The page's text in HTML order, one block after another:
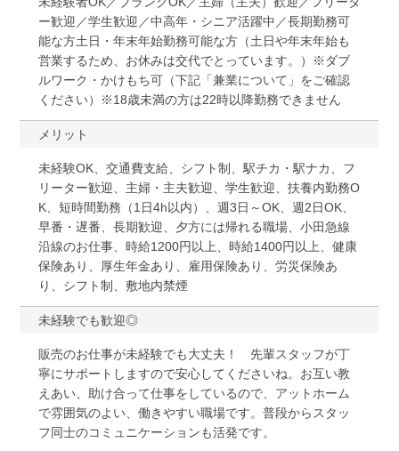
ー歓迎／学生歓迎／中高年・シニア活躍中／長期勤務可
能な方土日・年末年始勤務可能な方（土日や年末年始も
営業するため、お休みは交代でとっています。）※ダブ
ルワーク・かけもち可（下記「兼業について」をご確認
ください）※18歳未満の方は22時以降勤務できません
メリット
未経験OK、交通費支給、シフト制、駅チカ・駅ナカ、フ
リーター歓迎、主婦・主夫歓迎、学生歓迎、扶養内勤務O
K、短時間勤務（1日4h以内）、週3日～OK、週2日OK、
早番・遅番、長期歓迎、夕方には帰れる職場、小田急線
沿線のお仕事、時給1200円以上、時給1400円以上、健康
保険あり、厚生年金あり、雇用保険あり、労災保険あ
り、シフト制、敷地内禁煙
未経験でも歓迎◎
販売のお仕事が未経験でも大丈夫！ 先輩スタッフが丁
寧にサポートしますので安心してくださいね。お互い教
えあい、助け合って仕事をしているので、アットホーム
で雰囲気のよい、働きやすい職場です。普段からスタッ
フ同士のコミュニケーションも活発です。